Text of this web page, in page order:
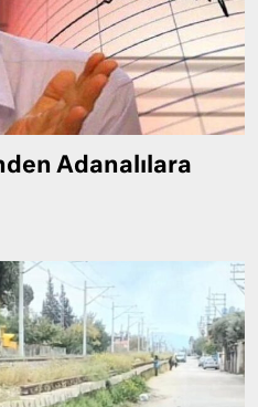
Adanalılara